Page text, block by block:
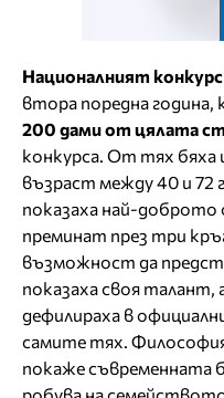
Националният
втора поредна година,
200 дами от цялата
конкурса. От тях бяха
възраст между 40 и 72
показаха най-доброто
преминат през три
възможност да
показаха своя талант,
дефилираха в
самите тях.
покаже съвременната